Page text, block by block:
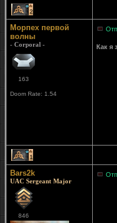
2
Морпех первой
волны
- Corporal -
163
Doom Rate: 1.54
Как я
1
Bars2k
UAC Sergeant Major
846